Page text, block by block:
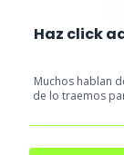
Haz click
Muchos hablan
de lo traemos